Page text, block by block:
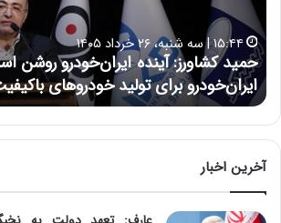
ش
ا
و
ر
ز
:
آ
ی
ن
ه
۱۵:۴۴ | سه شنبه، ۲۶ خرداد ۱۴۰۵
حمید کشاورز: آینده ایران‌خودرو روشن
ایران‌خودرو برای تولید خودروهای
آخرین اخبار